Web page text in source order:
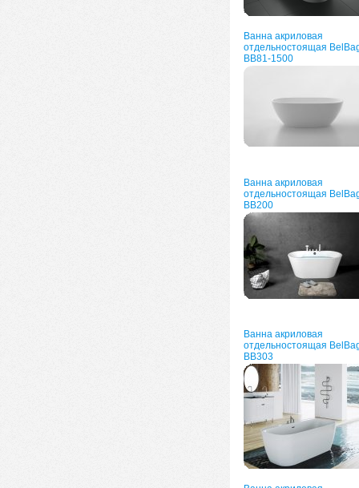
Ванна акриловая
отдельностоящая
BB81-1500
Ванна акриловая
отдельностоящая
BB200
Ванна акриловая
отдельностоящая
BB303